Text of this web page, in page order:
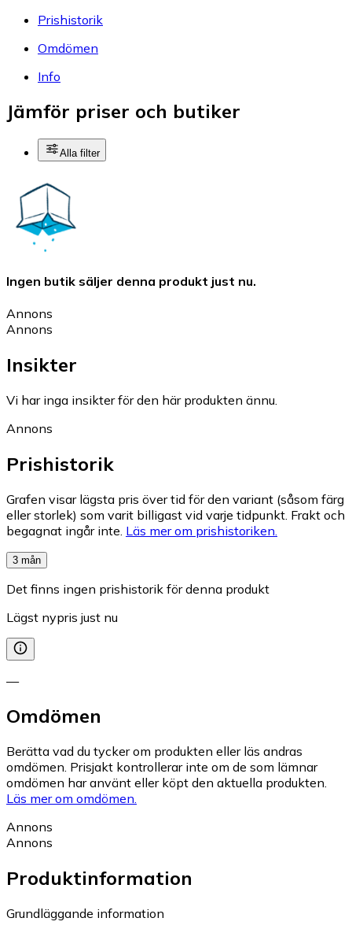
Prishistorik
Omdömen
Info
Jämför priser och butiker
Alla filter
Ingen butik säljer denna produkt just nu.
Annons
Annons
Insikter
Vi har inga insikter för den här produkten ännu.
Annons
Prishistorik
Grafen visar lägsta pris över tid för den variant (såsom färg
eller storlek) som varit billigast vid varje tidpunkt. Frakt och
begagnat ingår inte. Läs mer om prishistoriken.
3 mån
Det finns ingen prishistorik för denna produkt
Lägst nypris just nu
—
Omdömen
Berätta vad du tycker om produkten eller läs andras
omdömen. Prisjakt kontrollerar inte om de som lämnar
omdömen har använt eller köpt den aktuella produkten.
Läs mer om omdömen.
Annons
Annons
Produktinformation
Grundläggande information